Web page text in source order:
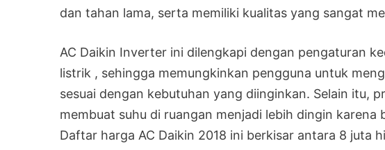
dan tahan lama, serta memiliki kualitas yang sangat
AC Daikin Inverter ini dilengkapi dengan pengaturan
listrik , sehingga memungkinkan pengguna untuk
sesuai dengan kebutuhan yang diinginkan. Selain itu,
membuat suhu di ruangan menjadi lebih dingin karena
Daftar harga AC Daikin 2018 ini berkisar antara 8 juta